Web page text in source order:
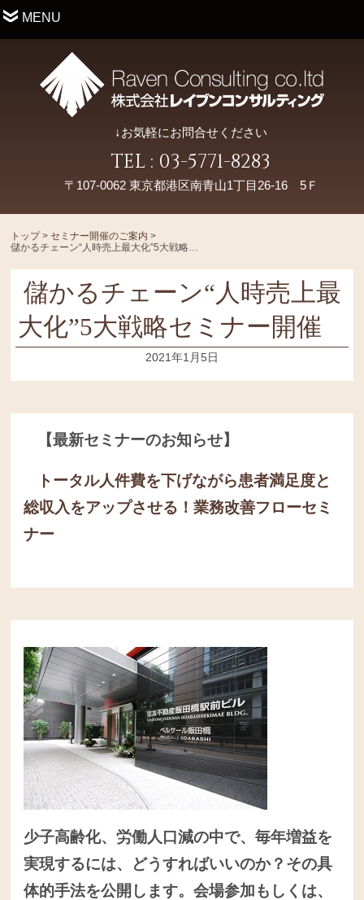
MENU
↓お気軽にお問合せください
TEL : 03-5771-8283
〒107-0062 東京都港区南青山1丁目26-16 5Ｆ
トップ> セミナー開催のご案内 >
儲かるチェーン“人時売上最
大化”5大戦略セミナー開催
2021年1月5日
【最新セミナーのお知らせ】
トータル人件費を下げながら患者満足度と
総収入をアップさせる！業務改善フローセミ
ナー
少子高齢化、労働人口減の中で、毎年増益を
実現するには、どうすればいいのか？その具
体的手法を公開します。会場参加もしくは、